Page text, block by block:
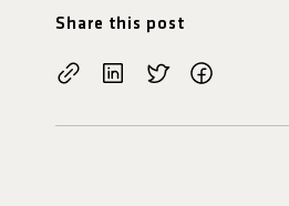
Share this post